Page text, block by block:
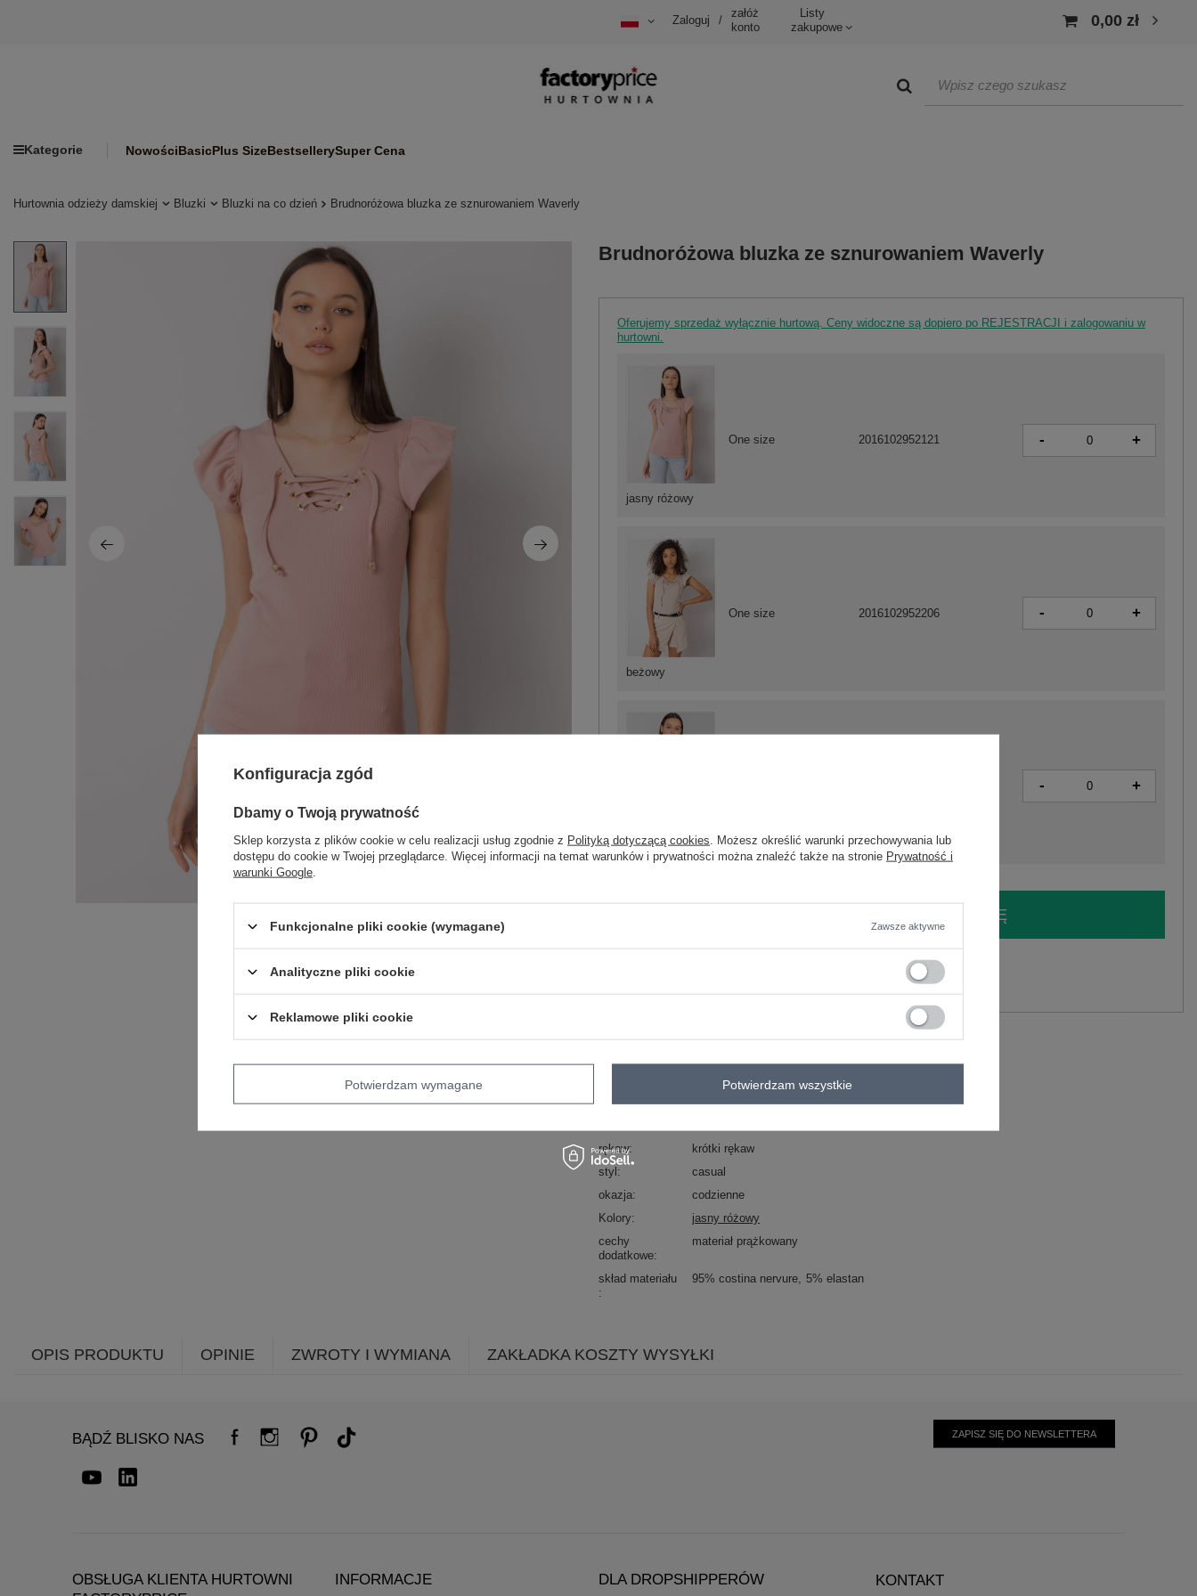
Zaloguj /
załóż
konto
Listy
zakupowe
0,00 zł
Kategorie NowościBasicPlus SizeBestsellerySuper Cena
Hurtownia odzieży damskiej Bluzki Bluzki na co dzień Brudnoróżowa bluzka ze sznurowaniem Waverly
Brudnoróżowa bluzka ze sznurowaniem Waverly
Oferujemy sprzedaż wyłącznie hurtową. Ceny widoczne są dopiero po REJESTRACJI i zalogowaniu w
hurtowni.
beżowy
One size 2016102952206 - +
jasny różowy
One size 2016102952121 - +
różowy
- +
ZALOGUJ SIĘ I ZOBACZ CENĘ
Marka
ITALY MODA
dominujący
rękaw
krótki rękaw
styl
casual
okazja
codzienne
Kolory
jasny różowy
cechy
dodatkowe
materiał prążkowany
skład materiału 95% costina nervure 5% elastan
OPIS PRODUKTU OPINIE ZWROTY I WYMIANA ZAKŁADKA KOSZTY WYSYŁKI
BĄDŹ BLISKO NAS ZAPISZ SIĘ DO NEWSLETTERA
OBSŁUGA KLIENTA HURTOWNI
INFORMACJE DLA DROPSHIPPERÓW KONTAKT
Konfiguracja zgód
Dbamy o Twoją prywatność
Sklep korzysta z plików cookie w celu realizacji usług zgodnie z Polityką dotyczącą cookies . Możesz określić warunki przechowywania lub
dostępu do cookie w Twojej przeglądarce. Więcej informacji na temat warunków i prywatności można znaleźć także na stronie Prywatność i
warunki Google
Funkcjonalne pliki cookie (wymagane) Zawsze aktywne
Analityczne pliki cookie
Reklamowe pliki cookie
Potwierdzam wymagane Potwierdzam wszystkie